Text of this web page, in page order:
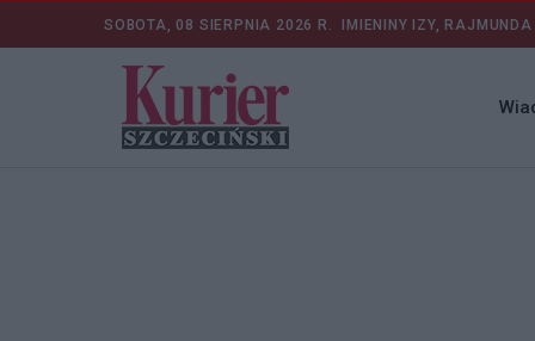
SOBOTA, 08 SIERPNIA 2026 R. IMIENINY IZY,